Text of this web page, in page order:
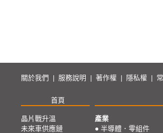
關於我們 服務說明 著作權 隱私權
首頁
晶片戰升溫
未來車供應鏈
產業
● 半導體．零組件